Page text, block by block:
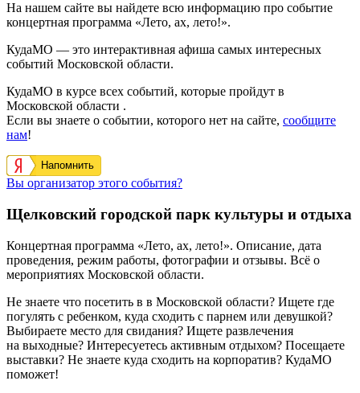
На нашем сайте вы найдете всю информацию про событие
концертная программа «Лето, ах, лето!».
КудаМО — это интерактивная афиша самых интересных
событий Московской области.
КудаМО в курсе всех событий, которые пройдут в
Московской области .
Если вы знаете о событии, которого нет на сайте, сообщите
нам!
Напомнить
Вы организатор этого события?
Щелковский городской парк культуры и отдыха
Концертная программа «Лето, ах, лето!». Описание, дата
проведения, режим работы, фотографии и отзывы. Всё о
мероприятиях Московской области.
Не знаете что посетить в в Московской области? Ищете где
погулять с ребенком, куда сходить с парнем или девушкой?
Выбираете место для свидания? Ищете развлечения
на выходные? Интересуетесь активным отдыхом? Посещаете
выставки? Не знаете куда сходить на корпоратив? КудаМО
поможет!